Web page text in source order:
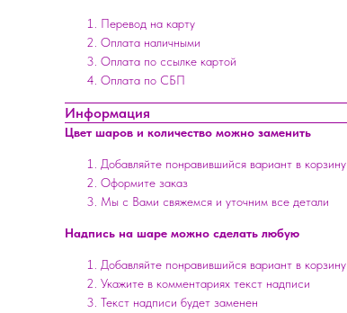
Перевод на карту
Оплата наличными
Оплата по ссылке картой
Оплата по СБП
Информация
Цвет шаров и количество можно заменить
Добавляйте понравившийся вариант в корзину
Оформите заказ
Мы с Вами свяжемся и уточним все детали
Надпись на шаре можно сделать любую
Добавляйте понравившийся вариант в корзину
Укажите в комментариях текст надписи
Текст надписи будет заменен